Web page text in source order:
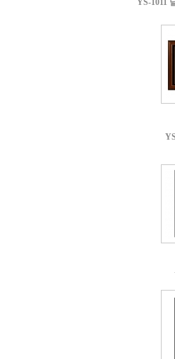
YS-1011